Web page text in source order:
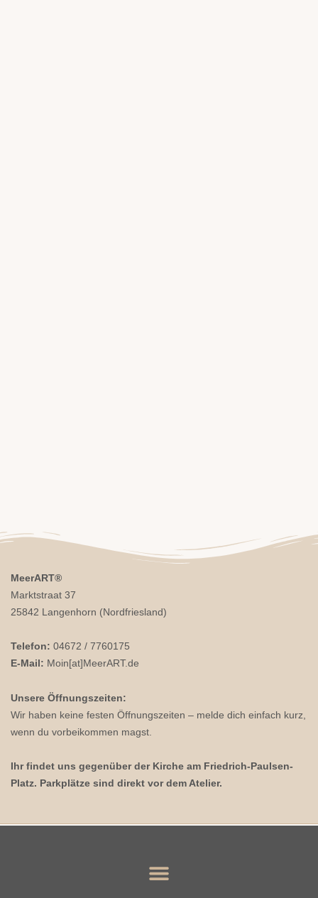
MeerART®
Marktstraat 37
25842 Langenhorn (Nordfriesland)
Telefon: 04672 / 7760175
E-Mail: Moin[at]MeerART.de
Unsere Öffnungszeiten:
Wir haben keine festen Öffnungszeiten – melde dich einfach kurz,
wenn du vorbeikommen magst.
Ihr findet uns gegenüber der Kirche am Friedrich-Paulsen-
Platz. Parkplätze sind direkt vor dem Atelier.